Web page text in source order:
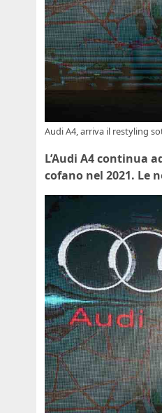
Audi A4, arriva il restyling
L’Audi A4 continua
cofano nel 2021. Le